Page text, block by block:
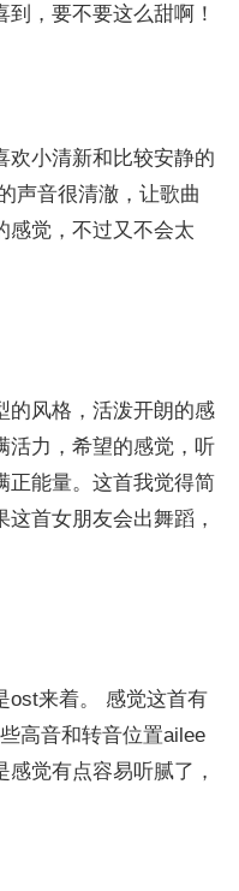
，要不要这么甜啊！
欢小清新和比较安静的
声音很清澈，让歌曲
感觉，不过又不会太
的风格，活泼开朗的感
活力，希望的感觉，听
正能量。这首我觉得简
首女朋友会出舞蹈，
ost来着。 感觉这首有
高音和转音位置ailee
觉有点容易听腻了，